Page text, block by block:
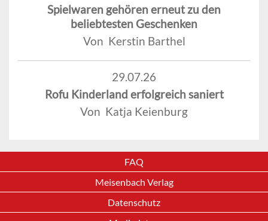
Spielwaren gehören erneut zu den
beliebtesten Geschenken
Von Kerstin Barthel
29.07.26
Rofu Kinderland erfolgreich saniert
Von Katja Keienburg
FAQ
Meisenbach Verlag
Datenschutz